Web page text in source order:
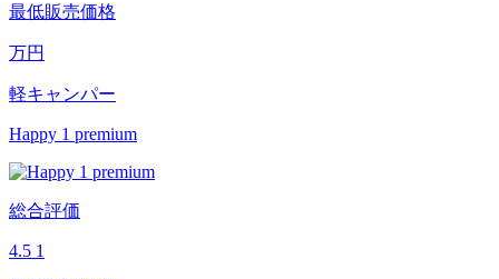
最低販売価格
万円
軽キャンパー
Happy 1 premium
総合評価
4.5 1